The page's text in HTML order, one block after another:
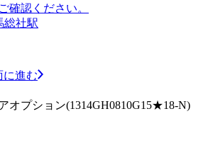
確認ください。
総社駅
に進む
オプション(1314GH0810G15★18-N)